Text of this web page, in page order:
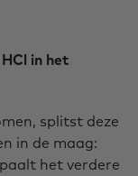
in het
splitst deze
in de maag:
het verdere